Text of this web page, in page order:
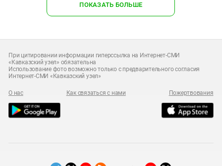
ПОКАЗАТЬ БОЛЬШЕ
При цитировании информации гиперссылка на Интернет-СМИ
«Кавказский узел» обязательна
Использование фото возможно только с предварительного согласия
Интернет-СМИ «Кавказский узел»
О нас Как связаться с нами Пожертвования